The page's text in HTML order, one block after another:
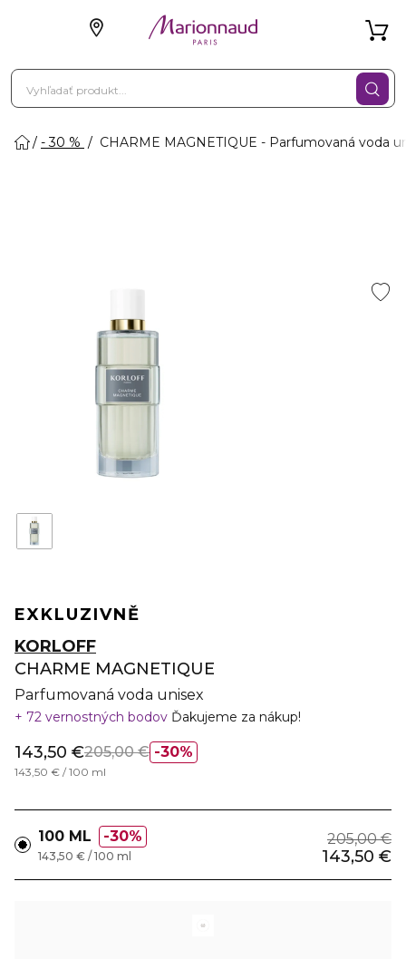
- 30 % CHARME MAGNETIQUE - Parfumovaná voda
EXKLUZIVNĚ
KORLOFF
CHARME MAGNETIQUE
Parfumovaná voda unisex
72 vernostných bodov Ďakujeme za nákup!
30%
143,50 €205,00 €
143,50 € / 100 ml
100 ML 30% 205,00 €
143,50 €
143,50 € / 100 ml